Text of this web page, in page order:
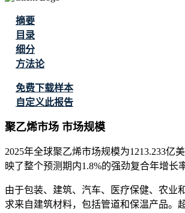
摘要
目录
细分
方法论
免费下载样本
自定义此报告
聚乙烯市场 市场规模
2025年全球聚乙烯市场规模为1213.233亿
映了整个预测期内1.8%的强劲复合年增长率
由于包装、建筑、汽车、医疗保健、农业
求来自建筑材料，包括管道和保温产品。